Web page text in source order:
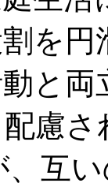
を
と
慮
互い